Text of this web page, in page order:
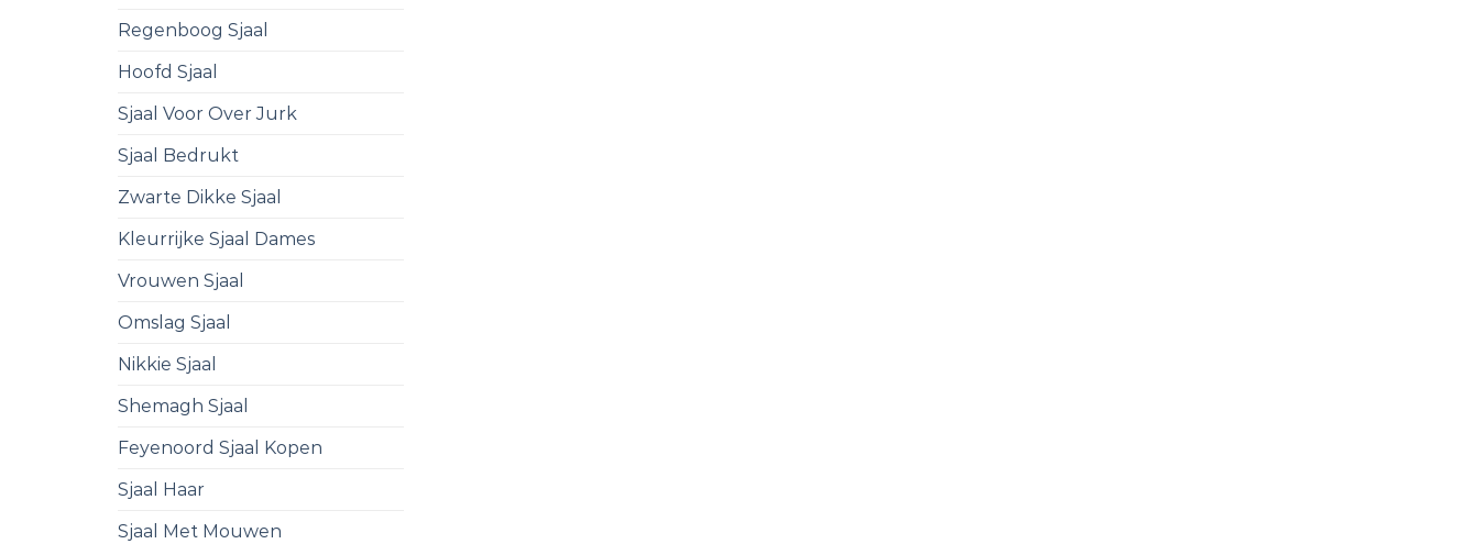
Regenboog Sjaal
Hoofd Sjaal
Sjaal Voor Over Jurk
Sjaal Bedrukt
Zwarte Dikke Sjaal
Kleurrijke Sjaal Dames
Vrouwen Sjaal
Omslag Sjaal
Nikkie Sjaal
Shemagh Sjaal
Feyenoord Sjaal Kopen
Sjaal Haar
Sjaal Met Mouwen